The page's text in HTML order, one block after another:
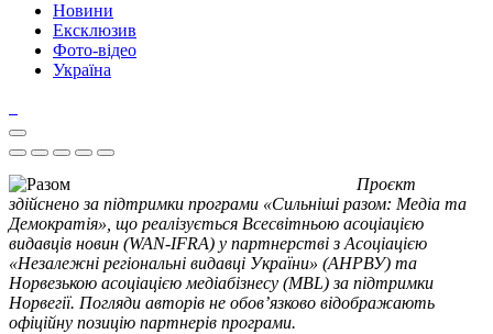
Новини
Ексклюзив
Фото-відео
Україна
Проєкт
здійснено за підтримки програми «Сильніші разом: Медіа та
Демократія», що реалізується Всесвітньою асоціацією
видавців новин (WAN-IFRA) у партнерстві з Асоціацією
«Незалежні регіональні видавці України» (АНРВУ) та
Норвезькою асоціацією медіабізнесу (MBL) за підтримки
Норвегії. Погляди авторів не обов’язково відображають
офіційну позицію партнерів програми.